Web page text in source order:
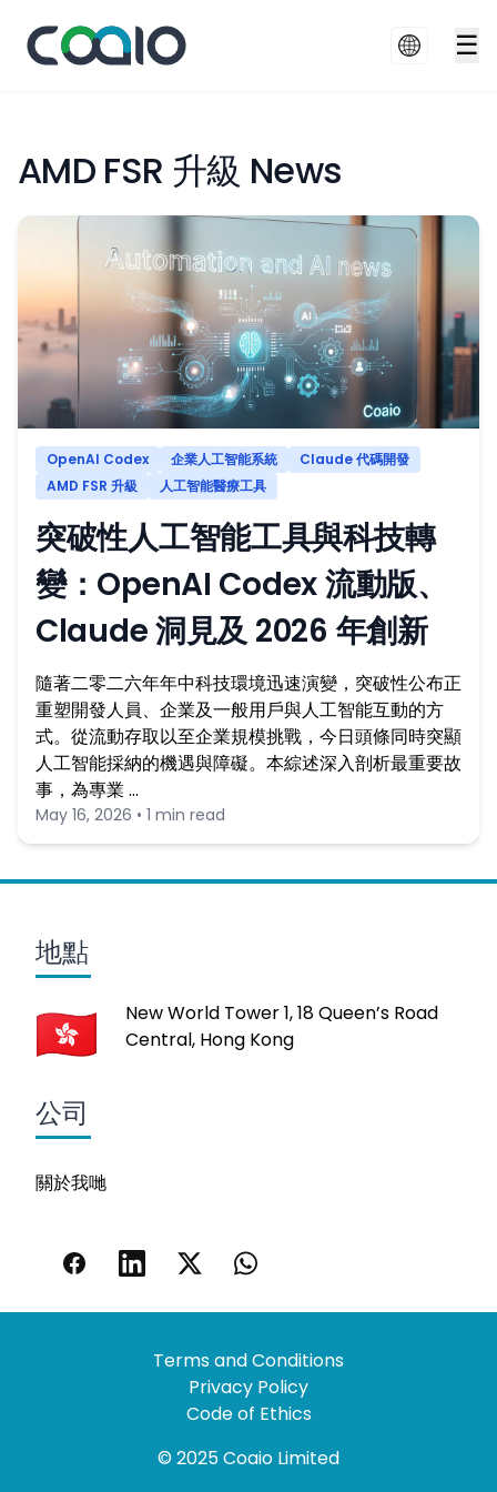
☰
AMD FSR 升級 News
OpenAI Codex 企業人工智能系統
Claude 代碼開發
AMD FSR 升級
人工智能醫療工具
突破性人工智能工具與科技轉
變：OpenAI Codex 流動版、
Claude 洞見及 2026 年創新
隨著二零二六年年中科技環境迅速演變，突破性公布正
重塑開發人員、企業及一般用戶與人工智能互動的方
式。從流動存取以至企業規模挑戰，今日頭條同時突顯
人工智能採納的機遇與障礙。本綜述深入剖析最重要故
事，為專業 …
May 16, 2026 • 1 min read
地點
New World Tower 1, 18 Queen’s Road
Central, Hong Kong
公司
關於我哋
Terms and Conditions
Privacy Policy
Code of Ethics
© 2025 Coaio Limited